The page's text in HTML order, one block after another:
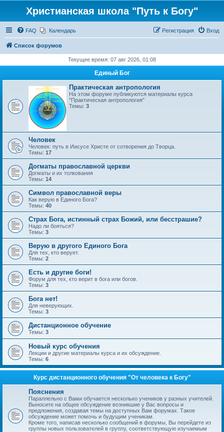
Христианская школа "Путь к Богу"
FAQ Календарь Вход
Регистрация
Список форумов
Текущее время: 07 авг 2026, 01:08
Единый Бог
Практическая антропология
На этом форуме публикуются материалы курса
"Практическая антропология"
Темы: 3
Человек
Человек: путь в Иисусе Христе от сотворения до Творца.
Темы: 17
Догматы православной церкви
Догматы и их толкования
Темы: 14
Символ православной веры
Как верую в Единого Бога?
Темы: 40
Страх Бога, истинный страх Божий, или бесстрашие?
Надо ли бояться?
Темы: 3
Верую в другого Единого Бога
Для тех, кто верует.
Темы: 2
Есть и другие боги!
Форум для тех, кто верит в бога или богов.
Темы: 3
Бога нет!
Для неверующих.
Темы: 3
Дистанционное обучение
Темы: 3
Новый курс обучения
Лекции и другие материалы курса и их обсуждение.
Темы: 6
Курс дистанционного обучения "От человека к Богу"
Пояснения
Параллельно с Вами обучается несколько учеников у разных учителей.
Выносите на общее обсуждение возникшие у Вас вопросы и
предложения, создавая темы на доступных Вам форумах. Такое
обсуждение может помочь и будущим ученикам.
Кроме того, написав несколько сообщений в форумы, Вы перейдете из
группы новых пользователей в группу, соответствующую изучаемым